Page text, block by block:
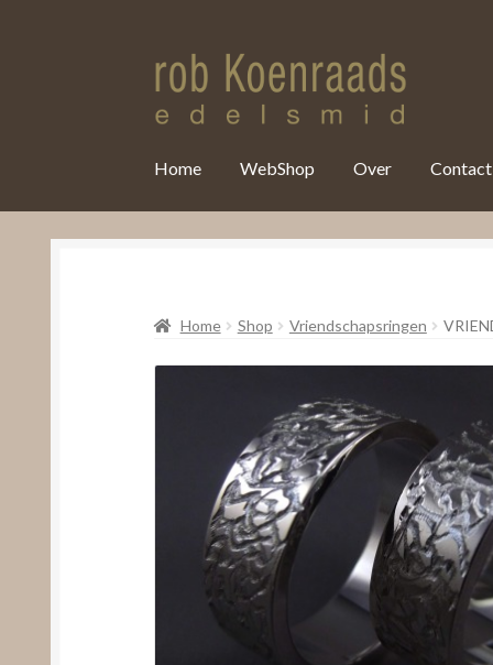
Home WebShop Over Contact
Home Shop Vriendschapsringen